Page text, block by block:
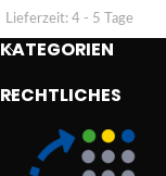
Lieferzeit: 4 - 5 Tage
KATEGORIEN
RECHTLICHES